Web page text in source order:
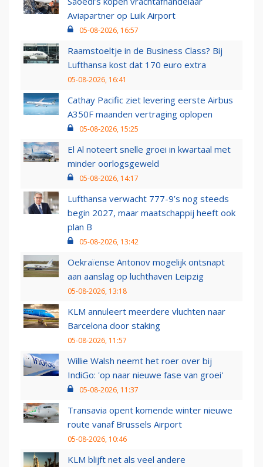
Aviapartner op Luik Airport
05-08-2026, 16:57
Raamstoeltje in de Business Class? Bij
Lufthansa kost dat 170 euro extra
05-08-2026, 16:41
Cathay Pacific ziet levering eerste Airbus
A350F maanden vertraging oplopen
05-08-2026, 15:25
El Al noteert snelle groei in kwartaal met
minder oorlogsgeweld
05-08-2026, 14:17
Lufthansa verwacht 777-9’s nog steeds
begin 2027, maar maatschappij heeft ook
plan B
05-08-2026, 13:42
Oekraïense Antonov mogelijk ontsnapt
aan aanslag op luchthaven Leipzig
05-08-2026, 13:18
KLM annuleert meerdere vluchten naar
Barcelona door staking
05-08-2026, 11:57
Willie Walsh neemt het roer over bij
IndiGo: 'op naar nieuwe fase van groei'
05-08-2026, 11:37
Transavia opent komende winter nieuwe
route vanaf Brussels Airport
05-08-2026, 10:46
KLM blijft net als veel andere